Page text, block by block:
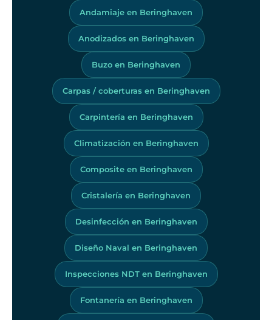
Andamiaje en Beringhaven
Anodizados en Beringhaven
Buzo en Beringhaven
Carpas / coberturas en Beringhaven
Carpintería en Beringhaven
Climatización en Beringhaven
Composite en Beringhaven
Cristalería en Beringhaven
Desinfección en Beringhaven
Diseño Naval en Beringhaven
Inspecciones NDT en Beringhaven
Fontanería en Beringhaven